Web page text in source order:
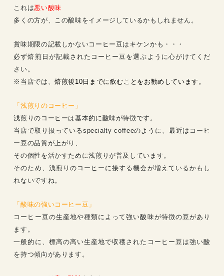
これは悪い酸味
多くの方が、この酸味をイメージしているかもしれません。
賞味期限の記載しかないコーヒー豆はキケンかも・・・
必ず焙煎日が記載されたコーヒー豆を選ぶように心がけてくだ
さい。
※当店では、焙煎後10日までに飲むことをお勧めしています。
「浅煎りのコーヒー」
浅煎りのコーヒーは基本的に酸味が特徴です。
当店で取り扱っているspecialty coffeeのように、最近はコーヒ
ー豆の品質が上がり、
その個性を活かすために浅煎りが普及しています。
そのため、浅煎りのコーヒーに接する機会が増えているかもし
れないですね。
「酸味の強いコーヒー豆」
コーヒー豆の生産地や種類によって強い酸味が特徴の豆があり
ます。
一般的に、標高の高い生産地で収穫されたコーヒー豆は強い酸
を持つ傾向があります。